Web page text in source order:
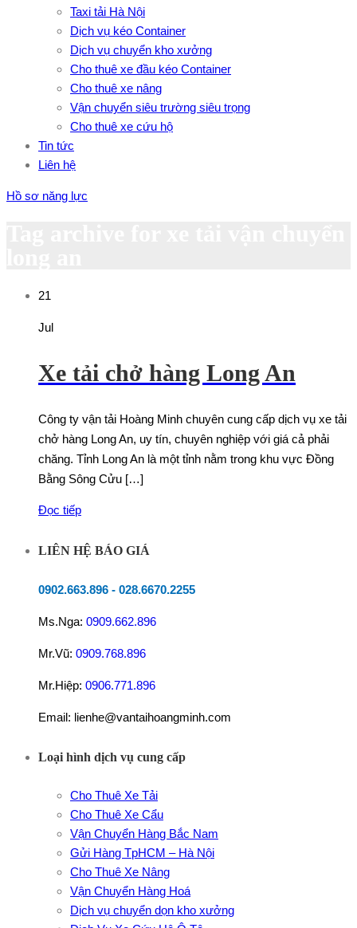
Taxi tải Hà Nội
Dịch vụ kéo Container
Dịch vụ chuyển kho xưởng
Cho thuê xe đầu kéo Container
Cho thuê xe nâng
Vận chuyển siêu trường siêu trọng
Cho thuê xe cứu hộ
Tin tức
Liên hệ
Hồ sơ năng lực
21
Jul
Xe tải chở hàng Long An
Công ty vận tải Hoàng Minh chuyên cung cấp dịch vụ xe tải
chở hàng Long An, uy tín, chuyên nghiệp với giá cả phải
chăng. Tỉnh Long An là một tỉnh nằm trong khu vực Đồng
Bằng Sông Cửu […]
Đọc tiếp
LIÊN HỆ BÁO GIÁ
0902.663.896 - 028.6670.2255
Ms.Nga: 0909.662.896
Mr.Vũ: 0909.768.896
Mr.Hiệp: 0906.771.896
Email: lienhe@vantaihoangminh.com
Loại hình dịch vụ cung cấp
Cho Thuê Xe Tải
Cho Thuê Xe Cẩu
Vận Chuyển Hàng Bắc Nam
Gửi Hàng TpHCM – Hà Nội
Cho Thuê Xe Nâng
Vận Chuyển Hàng Hoá
Dịch vụ chuyển dọn kho xưởng